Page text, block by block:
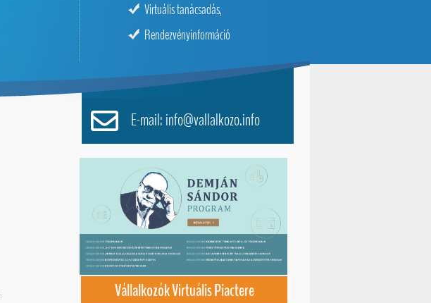
Virtuális tanácsadás,
Rendezvényinformáció
E-mail: info@vallalkozo.info
Vállalkozók Virtuális Piactere